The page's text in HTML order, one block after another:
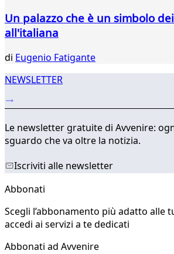
Un palazzo che è un simbolo
all'italiana
di Eugenio Fatigante
NEWSLETTER
Le newsletter gratuite di Avvenire:
sguardo che va oltre la notizia.
Iscriviti alle newsletter
Abbonati
Scegli l’abbonamento più adatto alle
accedi ai servizi a te dedicati
Abbonati ad Avvenire